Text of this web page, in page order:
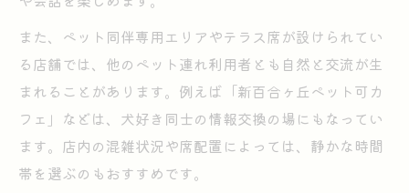
また、ペット同伴専用エリアやテラス席が設けられてい
る店舗では、他のペット連れ利用者とも自然と交流が生
まれることがあります。例えば「新百合ヶ丘ペット可カ
フェ」などは、犬好き同士の情報交換の場にもなってい
ます。店内の混雑状況や席配置によっては、静かな時間
帯を選ぶのもおすすめです。